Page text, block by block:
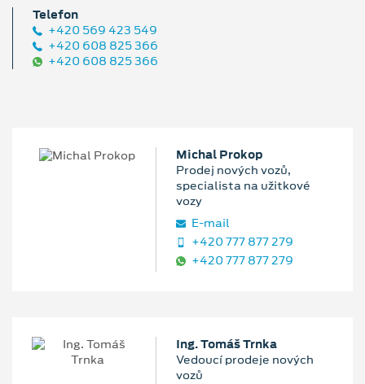
Telefon
+420 569 423 549
+420 608 825 366
+420 608 825 366
Michal Prokop
Prodej nových vozů,
specialista na užitkové
vozy
E‑mail
+420 777 877 279
+420 777 877 279
Ing. Tomáš Trnka
Vedoucí prodeje nových
vozů